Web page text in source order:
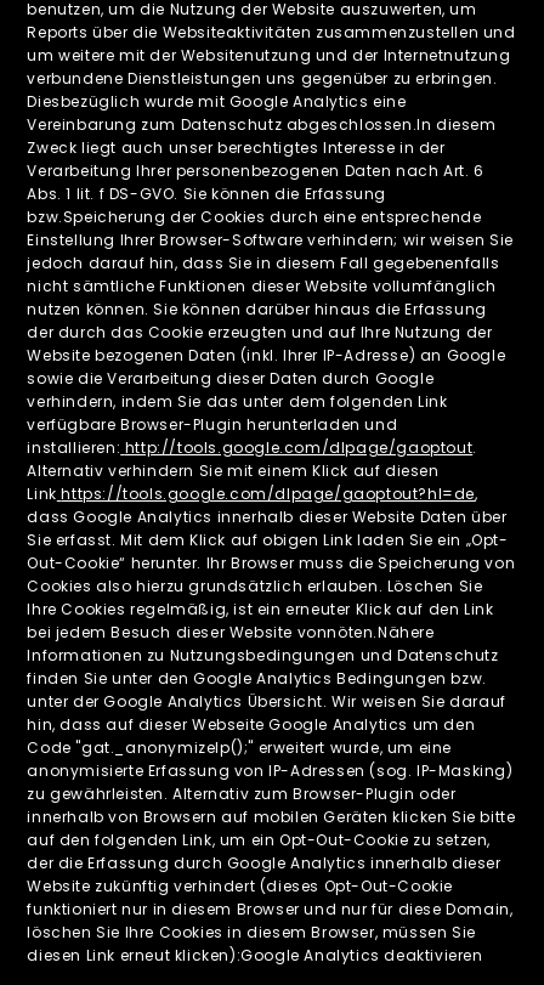
benutzen, um die Nutzung der Website auszuwerten, um
Reports über die Websiteaktivitäten zusammenzustellen und
um weitere mit der Websitenutzung und der Internetnutzung
verbundene Dienstleistungen uns gegenüber zu erbringen.
Diesbezüglich wurde mit Google Analytics eine
Vereinbarung zum Datenschutz abgeschlossen.In diesem
Zweck liegt auch unser berechtigtes Interesse in der
Verarbeitung Ihrer personenbezogenen Daten nach Art. 6
Abs. 1 lit. f DS-GVO. Sie können die Erfassung
bzw.Speicherung der Cookies durch eine entsprechende
Einstellung Ihrer Browser-Software verhindern; wir weisen Sie
jedoch darauf hin, dass Sie in diesem Fall gegebenenfalls
nicht sämtliche Funktionen dieser Website vollumfänglich
nutzen können. Sie können darüber hinaus die Erfassung
der durch das Cookie erzeugten und auf Ihre Nutzung der
Website bezogenen Daten (inkl. Ihrer IP-Adresse) an Google
sowie die Verarbeitung dieser Daten durch Google
verhindern, indem Sie das unter dem folgenden Link
verfügbare Browser-Plugin herunterladen und
installieren: http://tools.google.com/dlpage/gaoptout.
Alternativ verhindern Sie mit einem Klick auf diesen
Link https://tools.google.com/dlpage/gaoptout?hl=de,
dass Google Analytics innerhalb dieser Website Daten über
Sie erfasst. Mit dem Klick auf obigen Link laden Sie ein „Opt-
Out-Cookie“ herunter. Ihr Browser muss die Speicherung von
Cookies also hierzu grundsätzlich erlauben. Löschen Sie
Ihre Cookies regelmäßig, ist ein erneuter Klick auf den Link
bei jedem Besuch dieser Website vonnöten.Nähere
Informationen zu Nutzungsbedingungen und Datenschutz
finden Sie unter den Google Analytics Bedingungen bzw.
unter der Google Analytics Übersicht. Wir weisen Sie darauf
hin, dass auf dieser Webseite Google Analytics um den
Code "gat._anonymizeIp();" erweitert wurde, um eine
anonymisierte Erfassung von IP-Adressen (sog. IP-Masking)
zu gewährleisten. Alternativ zum Browser-Plugin oder
innerhalb von Browsern auf mobilen Geräten klicken Sie bitte
auf den folgenden Link, um ein Opt-Out-Cookie zu setzen,
der die Erfassung durch Google Analytics innerhalb dieser
Website zukünftig verhindert (dieses Opt-Out-Cookie
funktioniert nur in diesem Browser und nur für diese Domain,
löschen Sie Ihre Cookies in diesem Browser, müssen Sie
diesen Link erneut klicken):Google Analytics deaktivieren